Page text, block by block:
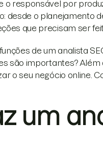
o responsável por
desde o planejamento
que precisam ser
de um analista
são importantes?
o seu negócio online.
um